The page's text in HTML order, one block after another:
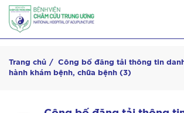
Trang chủ
Công bố đăng tải thông tin
hành khám bệnh, chữa bệnh (3)